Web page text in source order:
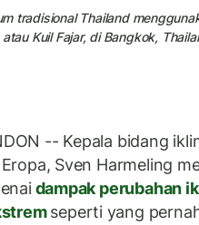
tradisional Thailand
Kuil Fajar, di Bangkok,
-- Kepala bidang
Sven Harmeling
dampak perubahan
seperti yang